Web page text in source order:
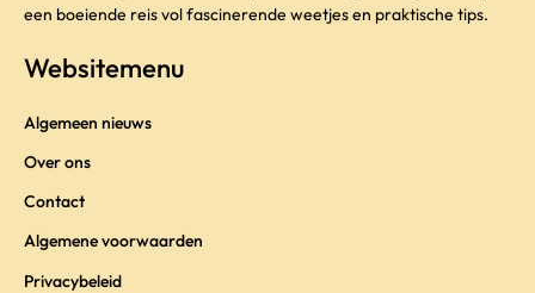
een boeiende reis vol fascinerende weetjes en praktische tips.
Websitemenu
Algemeen nieuws
Over ons
Contact
Algemene voorwaarden
Privacybeleid